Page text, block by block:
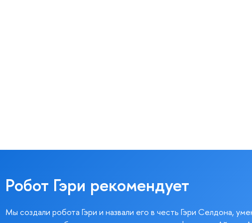
Робот Гэри рекомендует
Мы создали робота Гэри и назвали его в честь Гэри Селдона,